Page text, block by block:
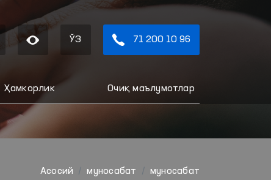
ЎЗ 71 200 10 96
Ҳамкорлик Очиқ маълумотлар
Aсосий муносабат муносабат